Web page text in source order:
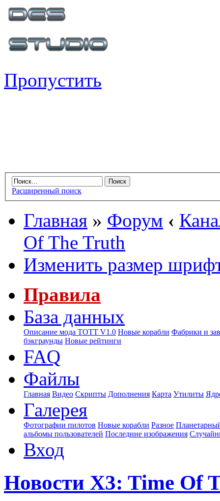
Пропустить
Расширенный поиск
Главная » Форум ‹
Of The Truth
Изменить размер
Правила
База данных
Описание мода ТОТТ V1.0 Новые корабли Фабрики и
бэкграунды Новые рейтинги
FAQ
Файлы
Главная Видео Скрипты Дополнения Карта Утилиты
Галерея
Фотографии пилотов Новые корабли Разное
альбомы пользователей Последние изображения
Вход
Новости X3: Time Of